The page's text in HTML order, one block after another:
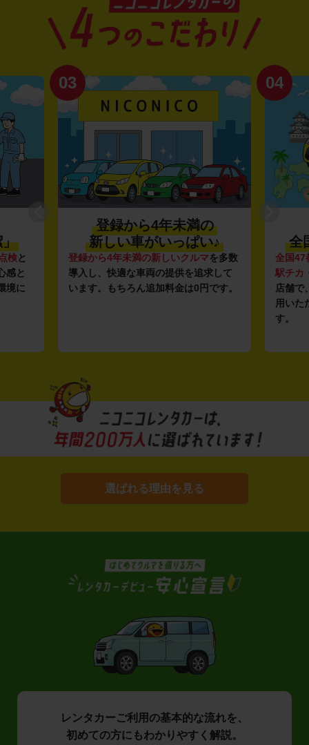
」
検と
感と
境に
03
登録から4年未満の
新しい車がいっぱい♪
登録から4年未満の新しいクルマを多数
導入し、快適な車両の提供を追求して
います。もちろん追加料金は0円です。
04
全
全国47
駅チカ
店舗で
用いた
す。
選ばれる理由を見る
レンタカーご利用の基本的な流れを、
初めての方にもわかりやすく解説。